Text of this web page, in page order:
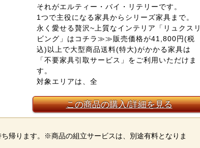
それがエルティー・バイ・リテリーです。
1つで主役になる家具からシリーズ家具まで。
永く愛せる贅沢~上質なインテリア「リュクスリ
ビング」はコチラ≫≫販売価格が41,800円(税
込)以上で大型商品送料(特大)がかかる家具は
「不要家具引取サービス」をご利用いただけま
す。
対象エリアは、全
この商品の購入/詳細を見る
帰ります。※商品の組立サービスは、別途有料となりま